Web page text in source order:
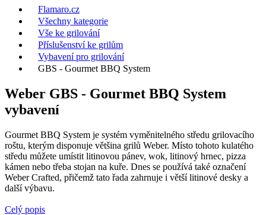
Flamaro.cz
Všechny kategorie
Vše ke grilování
Příslušenství ke grilům
Vybavení pro grilování
GBS - Gourmet BBQ System
Weber GBS - Gourmet BBQ System
vybavení
Gourmet BBQ System je systém vyměnitelného středu grilovacího
roštu, kterým disponuje většina grilů Weber. Místo tohoto kulatého
středu můžete umístit litinovou pánev, wok, litinový hrnec, pizza
kámen nebo třeba stojan na kuře. Dnes se používá také označení
Weber Crafted, přičemž tato řada zahrnuje i větší litinové desky a
další výbavu.
Celý popis